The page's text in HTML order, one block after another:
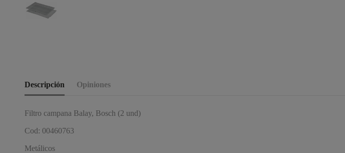
Descripción Opiniones
Filtro campana Balay, Bosch (2 und)
Cod: 00460763
Metálicos